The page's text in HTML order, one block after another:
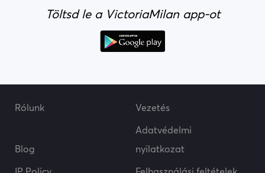
Töltsd le a VictoriaMilan app-ot
Rólunk Vezetés
Blog
Adatvédelmi
nyilatkozat